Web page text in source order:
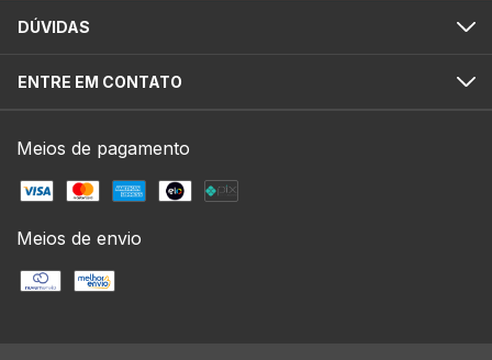
DÚVIDAS
ENTRE EM CONTATO
Meios de pagamento
Meios de envio